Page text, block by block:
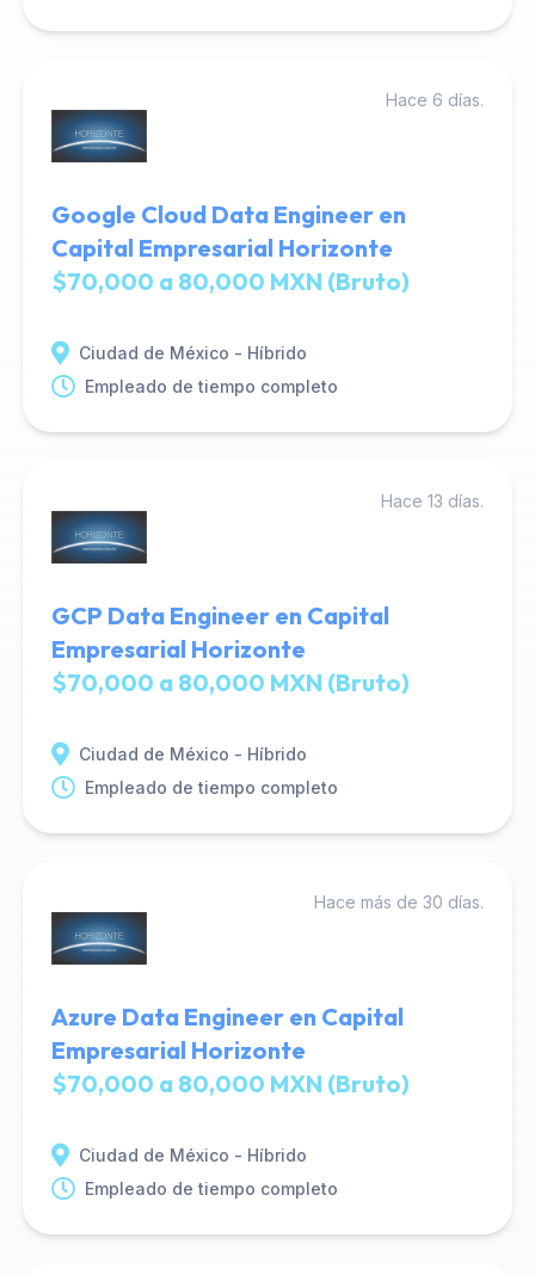
Hace 6 días.
Google Cloud Data Engineer en
Capital Empresarial Horizonte
$70,000 a 80,000 MXN (Bruto)
Ciudad de México - Híbrido
Empleado de tiempo completo
Hace 13 días.
GCP Data Engineer en Capital
Empresarial Horizonte
$70,000 a 80,000 MXN (Bruto)
Ciudad de México - Híbrido
Empleado de tiempo completo
Hace más de 30 días.
Azure Data Engineer en Capital
Empresarial Horizonte
$70,000 a 80,000 MXN (Bruto)
Ciudad de México - Híbrido
Empleado de tiempo completo